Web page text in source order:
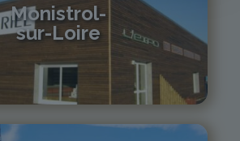
Monistrol-
sur-Loire
monistrol@gabriel-sa.fr